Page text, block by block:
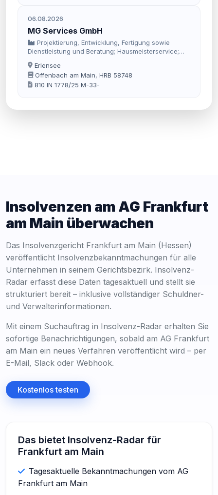
06.08.2026
MG Services GmbH
Projektierung, Entwicklung, Fertigung sowie
Dienstleistung und Beratung; Hausmeisterservice;
Instandhaltung und Pflege von Liegenschaften;
Durchführung, Übernahme und Vergabe von
Trockenbauarbeiten und Handel mit
Trockenbaumaterialien; Handel und die Vermittlung
Erlensee
Offenbach am Main, HRB 58748
810 IN 1778/25 M-33-
Insolvenzen am AG Frankfurt
am Main überwachen
Das Insolvenzgericht Frankfurt am Main (Hessen)
veröffentlicht Insolvenzbekanntmachungen für alle
Unternehmen in seinem Gerichtsbezirk. Insolvenz-
Radar erfasst diese Daten tagesaktuell und stellt sie
strukturiert bereit – inklusive vollständiger Schuldner-
und Verwalterinformationen.
Mit einem Suchauftrag in Insolvenz-Radar erhalten Sie
sofortige Benachrichtigungen, sobald am AG Frankfurt
am Main ein neues Verfahren veröffentlicht wird – per
E-Mail, Slack oder Webhook.
Kostenlos testen
Das bietet Insolvenz-Radar für
Frankfurt am Main
Tagesaktuelle Bekanntmachungen vom AG
Frankfurt am Main